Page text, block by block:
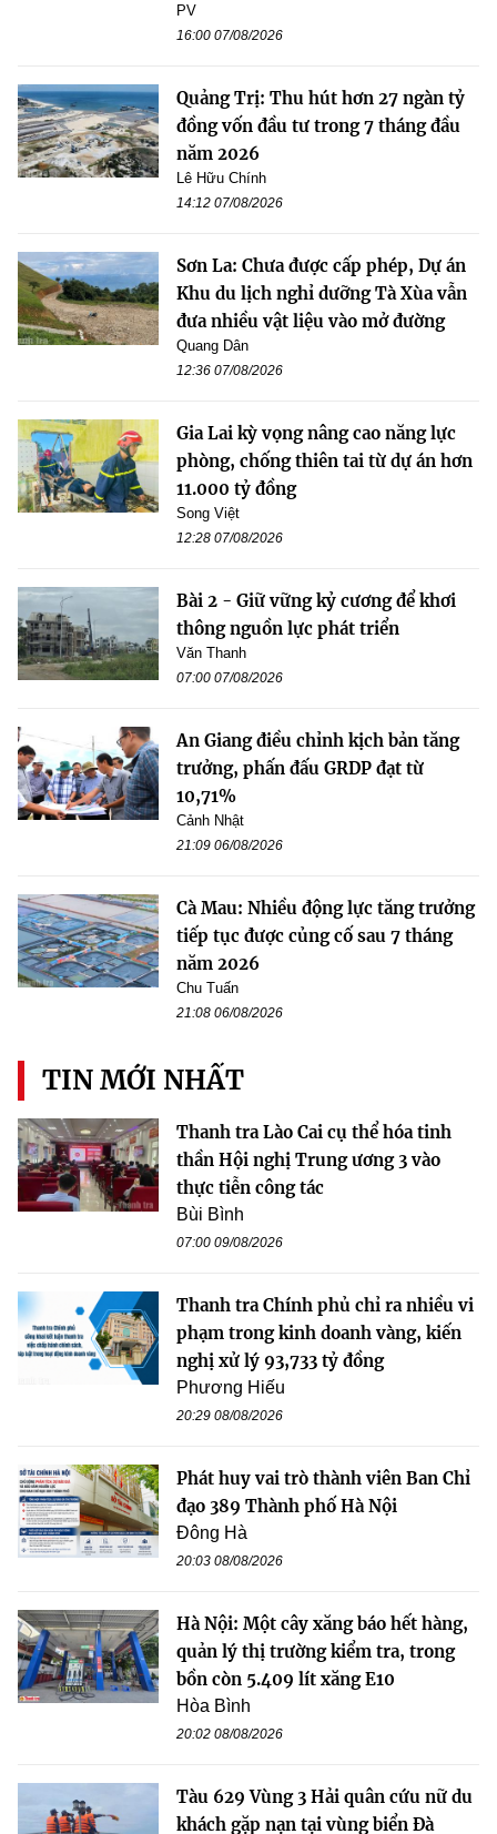
PV
16:00 07/08/2026
Quảng Trị: Thu hút hơn 27 ngàn tỷ
đồng vốn đầu tư trong 7 tháng đầu
năm 2026
Lê Hữu Chính
14:12 07/08/2026
Sơn La: Chưa được cấp phép, Dự án
Khu du lịch nghỉ dưỡng Tà Xùa vẫn
đưa nhiều vật liệu vào mở đường
Quang Dân
12:36 07/08/2026
Gia Lai kỳ vọng nâng cao năng lực
phòng, chống thiên tai từ dự án hơn
11.000 tỷ đồng
Song Việt
12:28 07/08/2026
Bài 2 - Giữ vững kỷ cương để khơi
thông nguồn lực phát triển
Văn Thanh
07:00 07/08/2026
An Giang điều chỉnh kịch bản tăng
trưởng, phấn đấu GRDP đạt từ
10,71%
Cảnh Nhật
21:09 06/08/2026
Cà Mau: Nhiều động lực tăng trưởng
tiếp tục được củng cố sau 7 tháng
năm 2026
Chu Tuấn
21:08 06/08/2026
TIN MỚI NHẤT
Thanh tra Lào Cai cụ thể hóa tinh
thần Hội nghị Trung ương 3 vào
thực tiễn công tác
Bùi Bình
07:00 09/08/2026
Thanh tra Chính phủ chỉ ra nhiều vi
phạm trong kinh doanh vàng, kiến
nghị xử lý 93,733 tỷ đồng
Phương Hiếu
20:29 08/08/2026
Phát huy vai trò thành viên Ban Chỉ
đạo 389 Thành phố Hà Nội
Đông Hà
20:03 08/08/2026
Hà Nội: Một cây xăng báo hết hàng,
quản lý thị trường kiểm tra, trong
bồn còn 5.409 lít xăng E10
Hòa Bình
20:02 08/08/2026
Tàu 629 Vùng 3 Hải quân cứu nữ du
khách gặp nạn tại vùng biển Đà